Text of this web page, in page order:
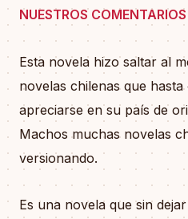
NUESTROS COMENTARIOS
Esta novela hizo saltar al
novelas chilenas que
apreciarse en su país de
Machos muchas novelas
versionando.
Es una novela que sin